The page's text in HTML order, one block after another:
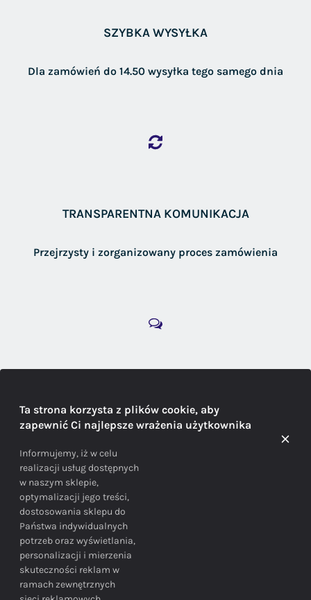
SZYBKA WYSYŁKA
Dla zamówień do 14.50 wysyłka tego samego dnia
TRANSPARENTNA KOMUNIKACJA
Przejrzysty i zorganizowany proces zamówienia
Doradzamy na każdym etapie zakupu
BEZPIECZEŃSTWO
Ta strona korzysta z plików cookie, aby
zapewnić Ci najlepsze wrażenia użytkownika
Informujemy, iż w celu
realizacji usług dostępnych
w naszym sklepie,
optymalizacji jego treści,
dostosowania sklepu do
Państwa indywidualnych
potrzeb oraz wyświetlania,
personalizacji i mierzenia
skuteczności reklam w
ramach zewnętrznych